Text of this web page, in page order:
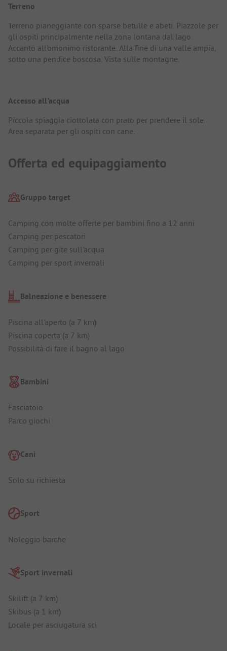
Terreno
Terreno pianeggiante con sparse betulle e abeti. Piazzole per
gli ospiti principalmente nella zona lontana dal lago.
Accanto all'omonimo ristorante. Alla fine di una valle ampia,
sotto una pendice boscosa. Vista sulle montagne.
Accesso all'acqua
Piccola spiaggia ciottolata con prato per prendere il sole.
Area separata per gli ospiti con cane.
Offerta ed equipaggiamento
Gruppo target
Camping con molte offerte per bambini fino a 12 anni
Camping per pescatori
Camping per gite sull'acqua
Camping per sport invernali
Balneazione e benessere
Piscina all'aperto (a 7 km)
Piscina coperta (a 7 km)
Possibilità di fare il bagno al lago
Bambini
Fasciatoio
Parco giochi
Cani
Solo su richiesta
Sport
Noleggio barche
Sport invernali
Skilift (a 7 km)
Skibus (a 1 km)
Locale per asciugatura sci